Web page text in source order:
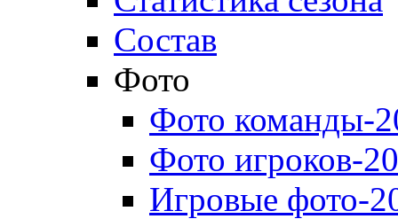
Состав
Фото
Фото команды-
Фото игроков-
Игровые фото-